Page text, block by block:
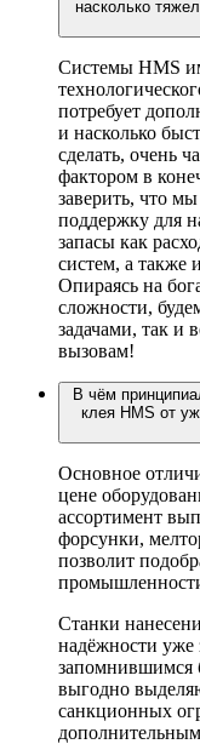
насколько
Системы HMS
потребует
и насколько
сделать, очень
фактором в
заверить, что
поддержку для
запасы как
систем, а также
Опираясь на
сложности,
задачами, так и
вызовам!
В чём
клея HMS от
Основное
цене
ассортимент
форсунки,
позволит
Станки
надёжности
запомнившимся
выгодно
санкционных